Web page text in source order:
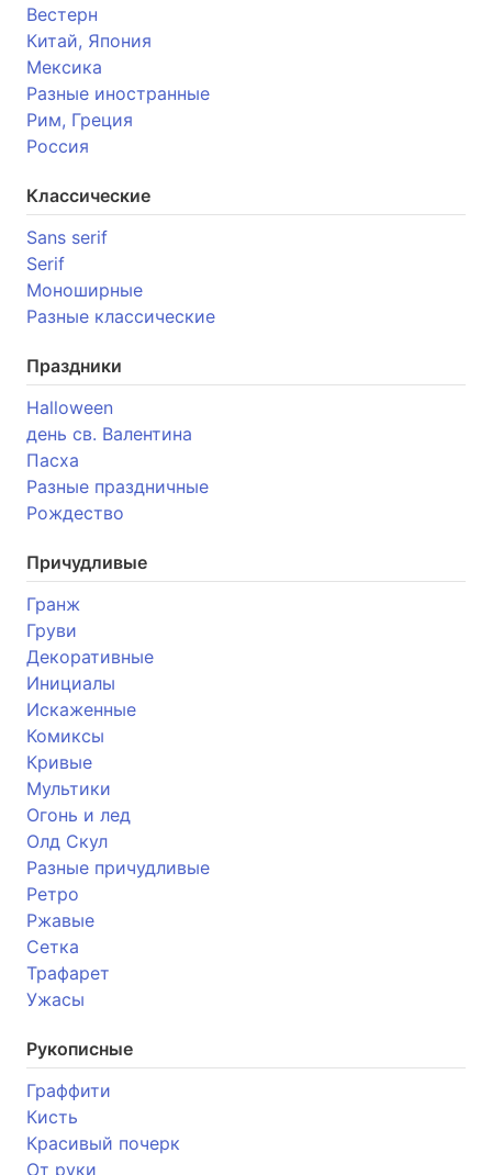
Вестерн
Китай, Япония
Мексика
Разные иностранные
Рим, Греция
Россия
Классические
Sans serif
Serif
Моноширные
Разные классические
Праздники
Halloween
день св. Валентина
Пасха
Разные праздничные
Рождество
Причудливые
Гранж
Груви
Декоративные
Инициалы
Искаженные
Комиксы
Кривые
Мультики
Огонь и лед
Олд Скул
Разные причудливые
Ретро
Ржавые
Сетка
Трафарет
Ужасы
Рукописные
Граффити
Кисть
Красивый почерк
От руки